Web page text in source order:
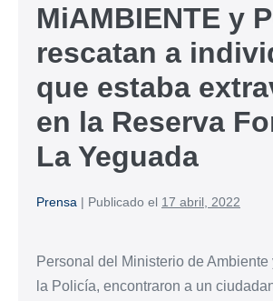
MiAMBIENTE y
rescatan a
que estaba
en la Reserva
La Yeguada
Prensa | Publicado el 17 abril, 2022
Personal del Ministerio de
la Policía, encontraron a un